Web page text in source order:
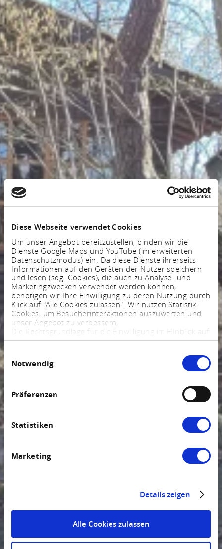
Diese Webseite verwendet Cookies
Um unser Angebot bereitzustellen, binden wir die
Dienste Google Maps und YouTube (im erweiterten
Datenschutzmodus) ein. Da diese Dienste ihrerseits
Informationen auf den Geräten der Nutzer speichern
und lesen (sog. Cookies), die auch zu Analyse- und
Marketingzwecken verwendet werden können,
benötigen wir Ihre Einwilligung zu deren Nutzung durch
Klick auf "Alle Cookies zulassen". Wir nutzen Statistik-
Cookies, um Besucherinteraktionen auszuwerten und
unser Angebot zu verbessern.
Die Rechtsgrundlage für die Einwilligung im HInblick auf
die Speicherung und das Auslesen von Informationen
Verarbeitung personenbezogener Daten Art. 6 Abs. 1
lit. a DSGVO.
widerrufen. Weitere Informationen finden Sie in
Einwilligungsauswahl
Notwendig
Präferenzen
Statistiken
Marketing
Details zeigen
Alle Cookies zulassen